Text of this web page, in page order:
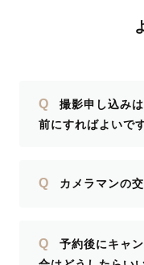
Q
撮影申し込み
前にすればよいで
Q カメラマンの
Q
予約後にキャ